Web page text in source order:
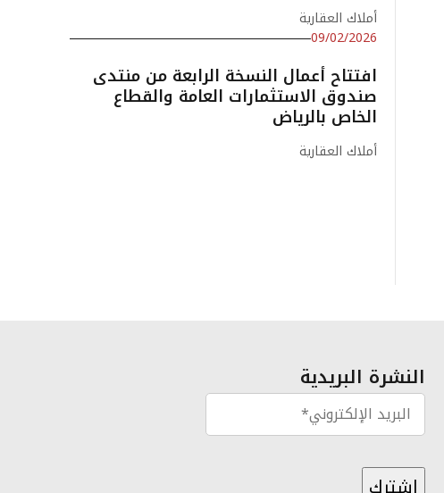
أملاك العقارية
09/02/2026
افتتاح أعمال النسخة الرابعة من منتدى
صندوق الاستثمارات العامة والقطاع
الخاص بالرياض
أملاك العقارية
النشرة البريدية